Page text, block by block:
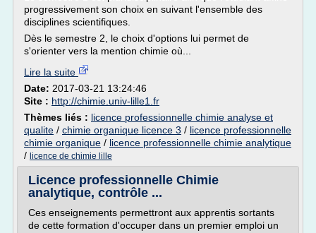
progressivement son choix en suivant l'ensemble des
disciplines scientifiques.
Dès le semestre 2, le choix d'options lui permet de
s'orienter vers la mention chimie où...
Lire la suite
Date: 2017-03-21 13:24:46
Site : http://chimie.univ-lille1.fr
Thèmes liés : licence professionnelle chimie analyse et
qualite / chimie organique licence 3 / licence professionnelle
chimie organique / licence professionnelle chimie analytique
/ licence de chimie lille
Licence professionnelle Chimie
analytique, contrôle ...
Ces enseignements permettront aux apprentis sortants
de cette formation d'occuper dans un premier emploi un